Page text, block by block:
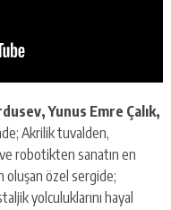
Yunus Emre Çalık,
Akrilik tuvalden,
robotikten sanatın en
oluşan özel sergide;
yolculuklarını hayal